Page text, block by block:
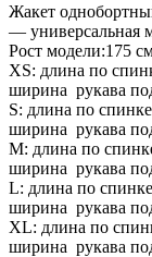
Жакет
— универсальная
Рост модели:175
XS: длина по
ширина рукава
S: длина по
ширина рукава
М: длина по
ширина рукава
L: длина по
ширина рукава
XL: длина по
ширина рукава